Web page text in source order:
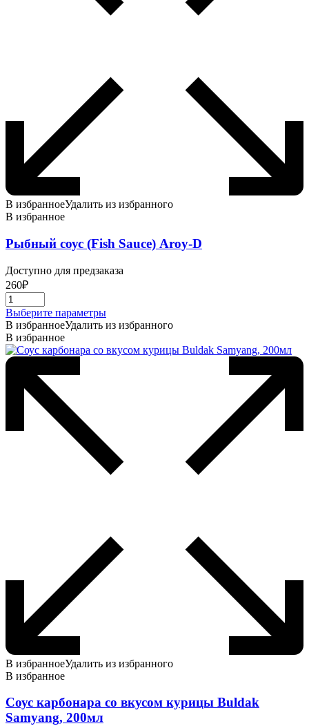
В избранноеУдалить из избранного
В избранное
Рыбный соус (Fish Sauce) Aroy-D
Доступно для предзаказа
260₽
Выберите параметрыЭтот
товар
несколько
В избранноеУдалить из избранного
В избранное
В избранноеУдалить из избранного
В избранное
Соус карбонара со вкусом курицы Buldak
Samyang, 200мл